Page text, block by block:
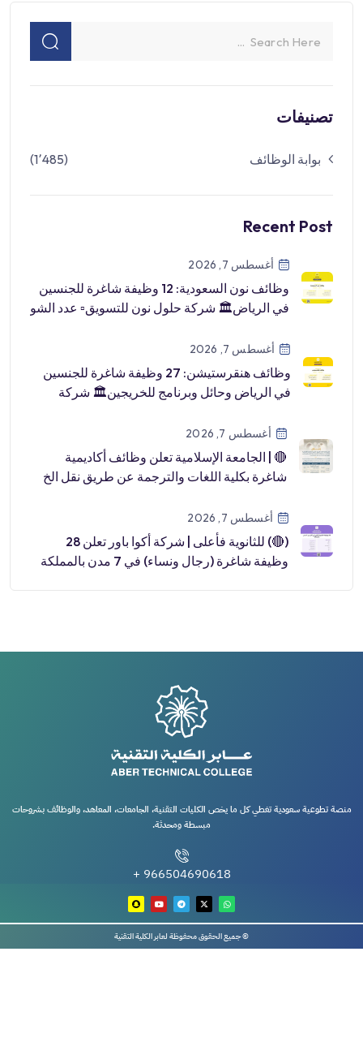
تصنيفات
بوابة الوظائف (1٬485)
Recent Post
أغسطس 7, 2026
وظائف نون السعودية: 12 وظيفة شاغرة للجنسين
في الرياض🏛 شركة حلول نون للتسويق▫️ عدد الشو
أغسطس 7, 2026
وظائف هنقرستيشن: 27 وظيفة شاغرة للجنسين
في الرياض وحائل وبرنامج للخريجين🏛 شركة
أغسطس 7, 2026
🔴 | الجامعة الإسلامية تعلن وظائف أكاديمية
شاغرة بكلية اللغات والترجمة عن طريق نقل الخ
أغسطس 7, 2026
(🔴) للثانوية فأعلى | شركة أكوا باور تعلن 28
وظيفة شاغرة (رجال ونساء) في 7 مدن بالمملكة
منصة تطوعية سعودية تغطي كل ما يخص الكليات التقنية، الجامعات، المعاهد، والوظائف بشروحات
مبسطة ومحدثة.
966504690618 +
© جميع الحقوق محفوظة لعابر الكلية التقنية